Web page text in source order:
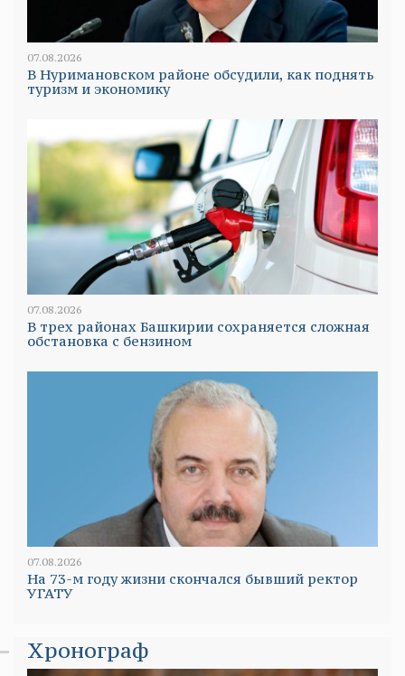
07.08.2026
В Нуримановском районе обсудили, как поднять
туризм и экономику
07.08.2026
В трех районах Башкирии сохраняется сложная
обстановка с бензином
07.08.2026
На 73-м году жизни скончался бывший ректор
УГАТУ
Хронограф